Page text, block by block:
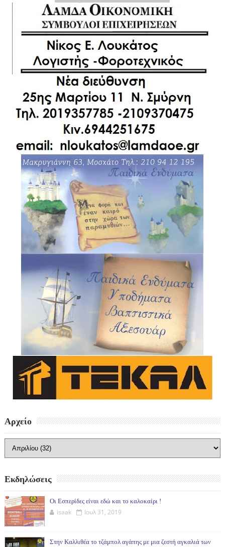
Αρχείο
Εκδηλώσεις
Οι Εσπερίδες είναι εδώ και το καλοκαίρι !
isaak Ιουλ 31, 2019
Στην Καλλιθέα το τζάμπολ αγάπης με μια ζεστή αγκαλιά των